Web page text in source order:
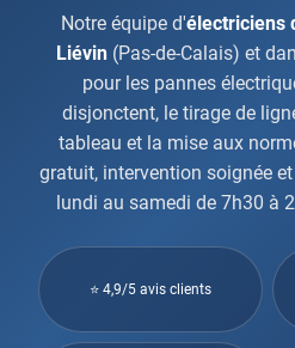
Notre équipe d'électriciens
Liévin (Pas-de-Calais) et
pour les pannes
disjonctent, le tirage de
tableau et la mise aux
gratuit, intervention soignée
lundi au samedi de 7h30 à
⭐ 4,9/5 avis clients